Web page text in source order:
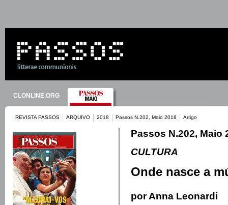
CLONLINE.ORG
REVISTA PASSOS ARQUIVO 2018 Passos N.202, Maio 2018 Artigo
Passos N.202, Maio
CULTURA
Onde nasce a
por Anna Leonardi